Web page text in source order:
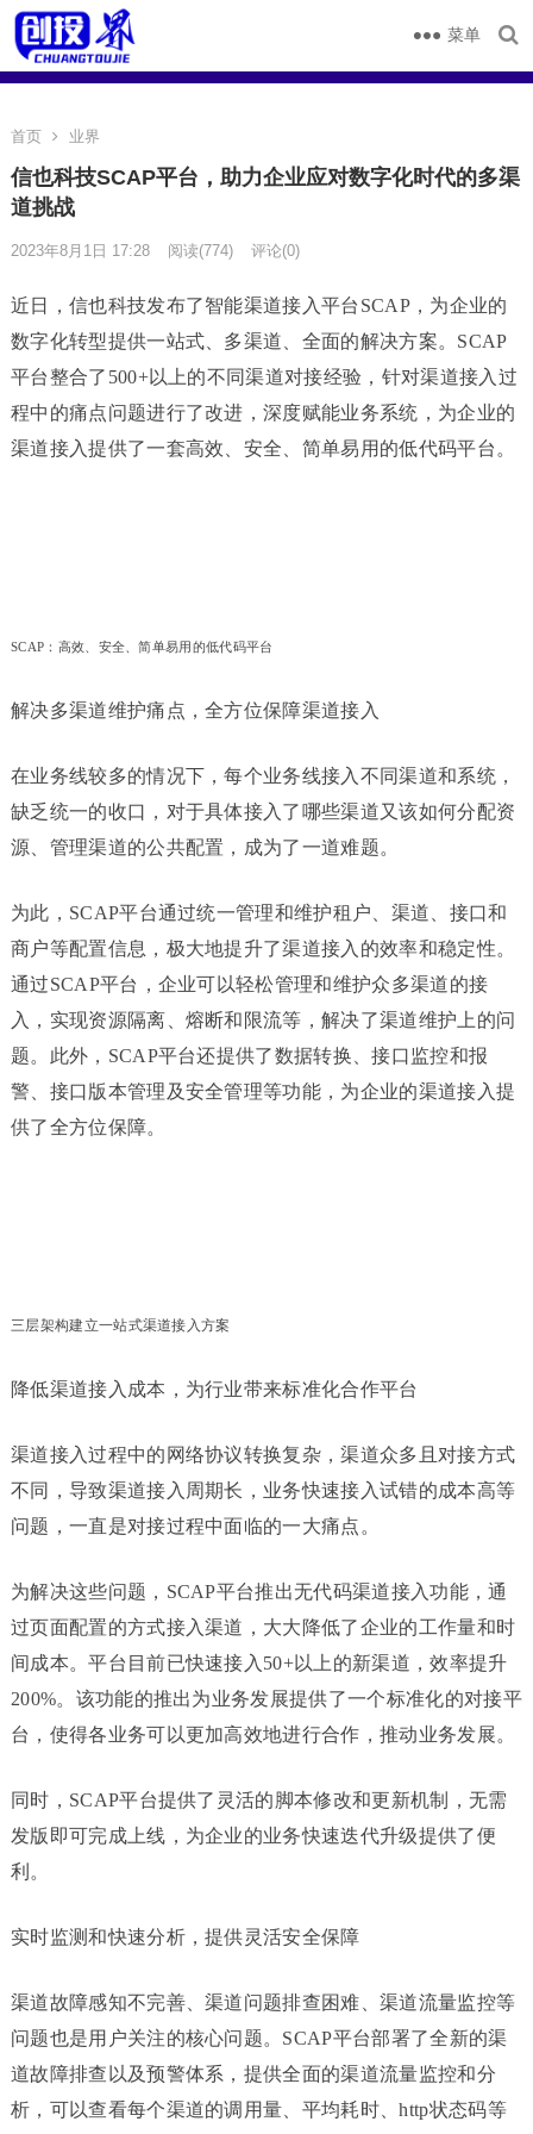
菜单
首页 业界
信也科技SCAP平台，助力企业应对数字化时代的多渠
道挑战
2023年8月1日 17:28 阅读(774) 评论(0)
近日，信也科技发布了智能渠道接入平台SCAP，为企业的
数字化转型提供一站式、多渠道、全面的解决方案。SCAP
平台整合了500+以上的不同渠道对接经验，针对渠道接入过
程中的痛点问题进行了改进，深度赋能业务系统，为企业的
渠道接入提供了一套高效、安全、简单易用的低代码平台。
SCAP：高效、安全、简单易用的低代码平台
解决多渠道维护痛点，全方位保障渠道接入
在业务线较多的情况下，每个业务线接入不同渠道和系统，
缺乏统一的收口，对于具体接入了哪些渠道又该如何分配资
源、管理渠道的公共配置，成为了一道难题。
为此，SCAP平台通过统一管理和维护租户、渠道、接口和
商户等配置信息，极大地提升了渠道接入的效率和稳定性。
通过SCAP平台，企业可以轻松管理和维护众多渠道的接
入，实现资源隔离、熔断和限流等，解决了渠道维护上的问
题。此外，SCAP平台还提供了数据转换、接口监控和报
警、接口版本管理及安全管理等功能，为企业的渠道接入提
供了全方位保障。
三层架构建立一站式渠道接入方案
降低渠道接入成本，为行业带来标准化合作平台
渠道接入过程中的网络协议转换复杂，渠道众多且对接方式
不同，导致渠道接入周期长，业务快速接入试错的成本高等
问题，一直是对接过程中面临的一大痛点。
为解决这些问题，SCAP平台推出无代码渠道接入功能，通
过页面配置的方式接入渠道，大大降低了企业的工作量和时
间成本。平台目前已快速接入50+以上的新渠道，效率提升
200%。该功能的推出为业务发展提供了一个标准化的对接平
台，使得各业务可以更加高效地进行合作，推动业务发展。
同时，SCAP平台提供了灵活的脚本修改和更新机制，无需
发版即可完成上线，为企业的业务快速迭代升级提供了便
利。
实时监测和快速分析，提供灵活安全保障
渠道故障感知不完善、渠道问题排查困难、渠道流量监控等
问题也是用户关注的核心问题。SCAP平台部署了全新的渠
道故障排查以及预警体系，提供全面的渠道流量监控和分
析，可以查看每个渠道的调用量、平均耗时、http状态码等